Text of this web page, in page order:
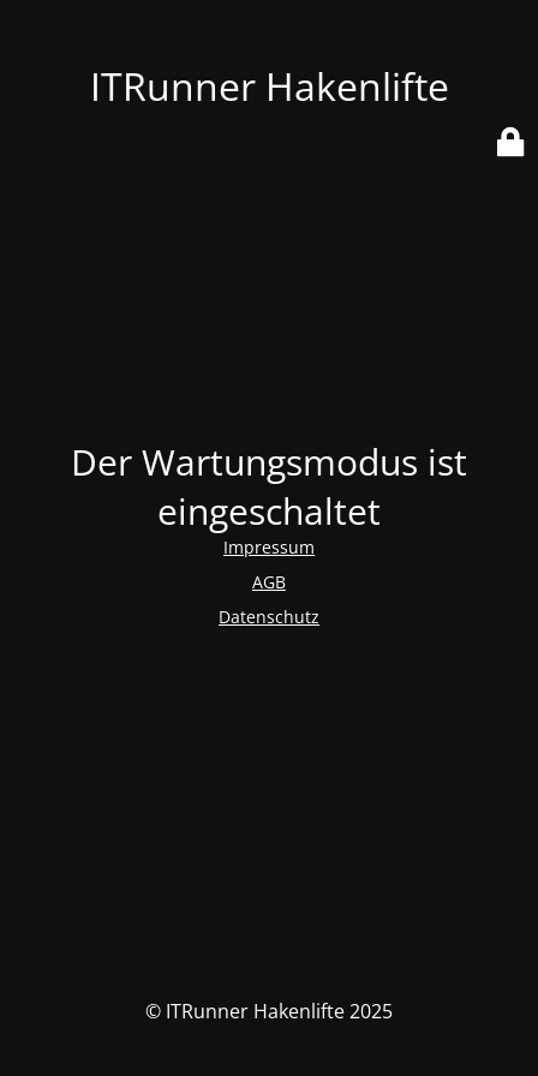
ITRunner Hakenlifte
Der Wartungsmodus ist
eingeschaltet
Impressum
AGB
Datenschutz
© ITRunner Hakenlifte 2025